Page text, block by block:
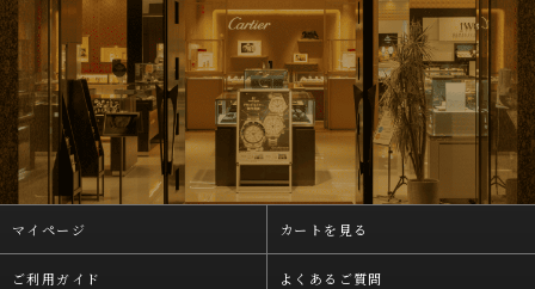
マイページ カートを見る
ご利用ガイド よくあるご質問